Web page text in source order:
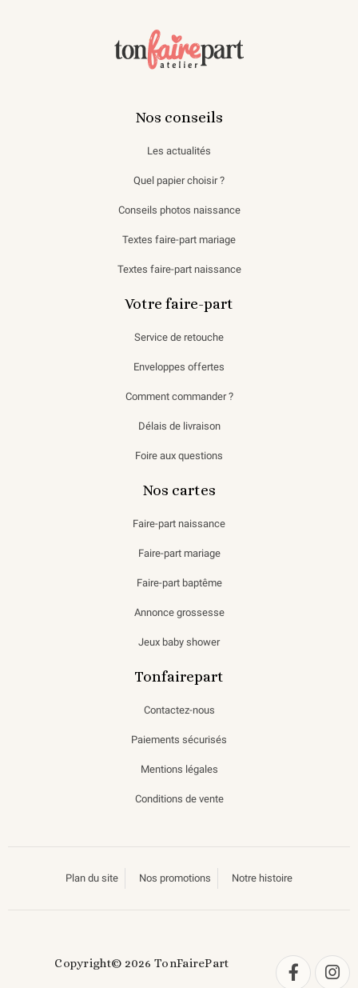
Nos conseils
Les actualités
Quel papier choisir ?
Conseils photos naissance
Textes faire-part mariage
Textes faire-part naissance
Votre faire-part
Service de retouche
Enveloppes offertes
Comment commander ?
Délais de livraison
Foire aux questions
Nos cartes
Faire-part naissance
Faire-part mariage
Faire-part baptême
Annonce grossesse
Jeux baby shower
Tonfairepart
Contactez-nous
Paiements sécurisés
Mentions légales
Conditions de vente
Plan du site Nos promotions Notre histoire
Copyright© 2026 TonFairePart